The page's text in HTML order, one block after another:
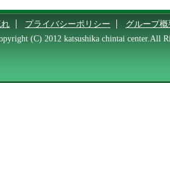
プライバシーポリシー
グループ概
(C) 2012 katsushika chintai center.All